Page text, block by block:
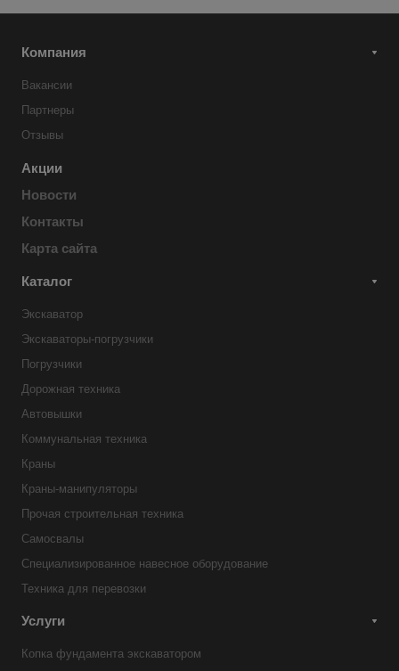
Компания
Вакансии
Партнеры
Отзывы
Акции
Новости
Контакты
Карта сайта
Каталог
Экскаватор
Экскаваторы-погрузчики
Погрузчики
Дорожная техника
Автовышки
Коммунальная техника
Краны
Краны-манипуляторы
Прочая строительная техника
Самосвалы
Специализированное навесное оборудование
Техника для перевозки
Услуги
Копка фундамента экскаватором